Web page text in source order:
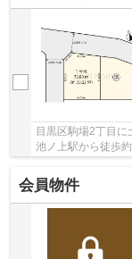
目黒区駒場2丁目に
池ノ上駅から徒歩
線3駅利用可能な大
会員物件